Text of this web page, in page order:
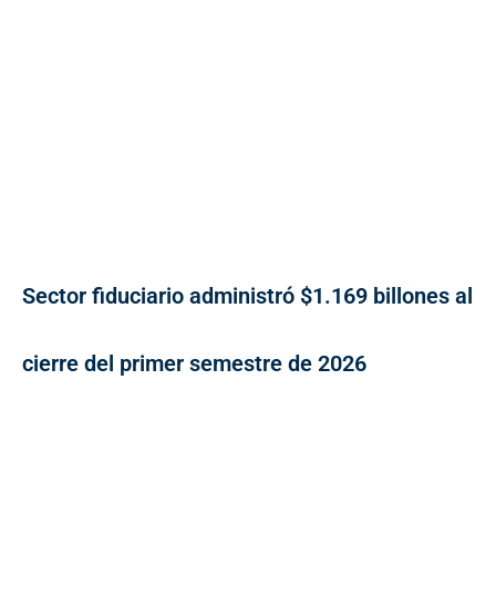
Sector fiduciario administró $1.169 billones al
cierre del primer semestre de 2026